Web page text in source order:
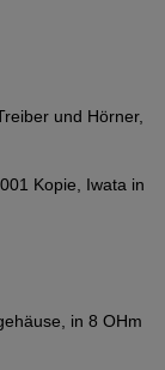
und Hörner,
Kopie, Iwata in
in 8 OHm